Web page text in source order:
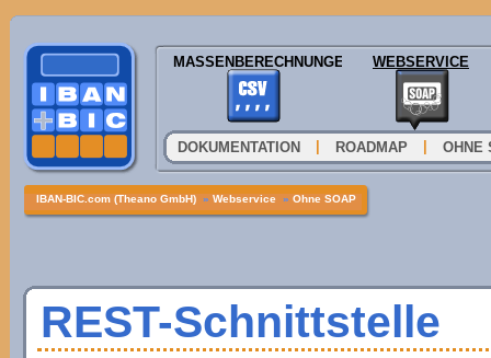
MASSENBERECHNUNGEN WEBSERVICE
DOKUMENTATION ROADMAP OHNE
IBAN-BIC.com (Theano GmbH) » Webservice » Ohne SOAP
REST-Schnittstelle